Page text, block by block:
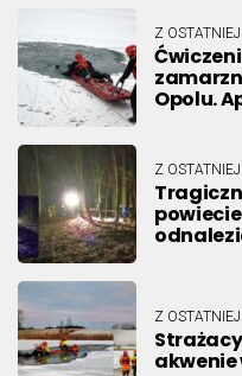
Z
Opolu.
Z
Z
akwenie